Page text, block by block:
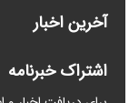
آخرین اخبار
اشتراک خبرنامه